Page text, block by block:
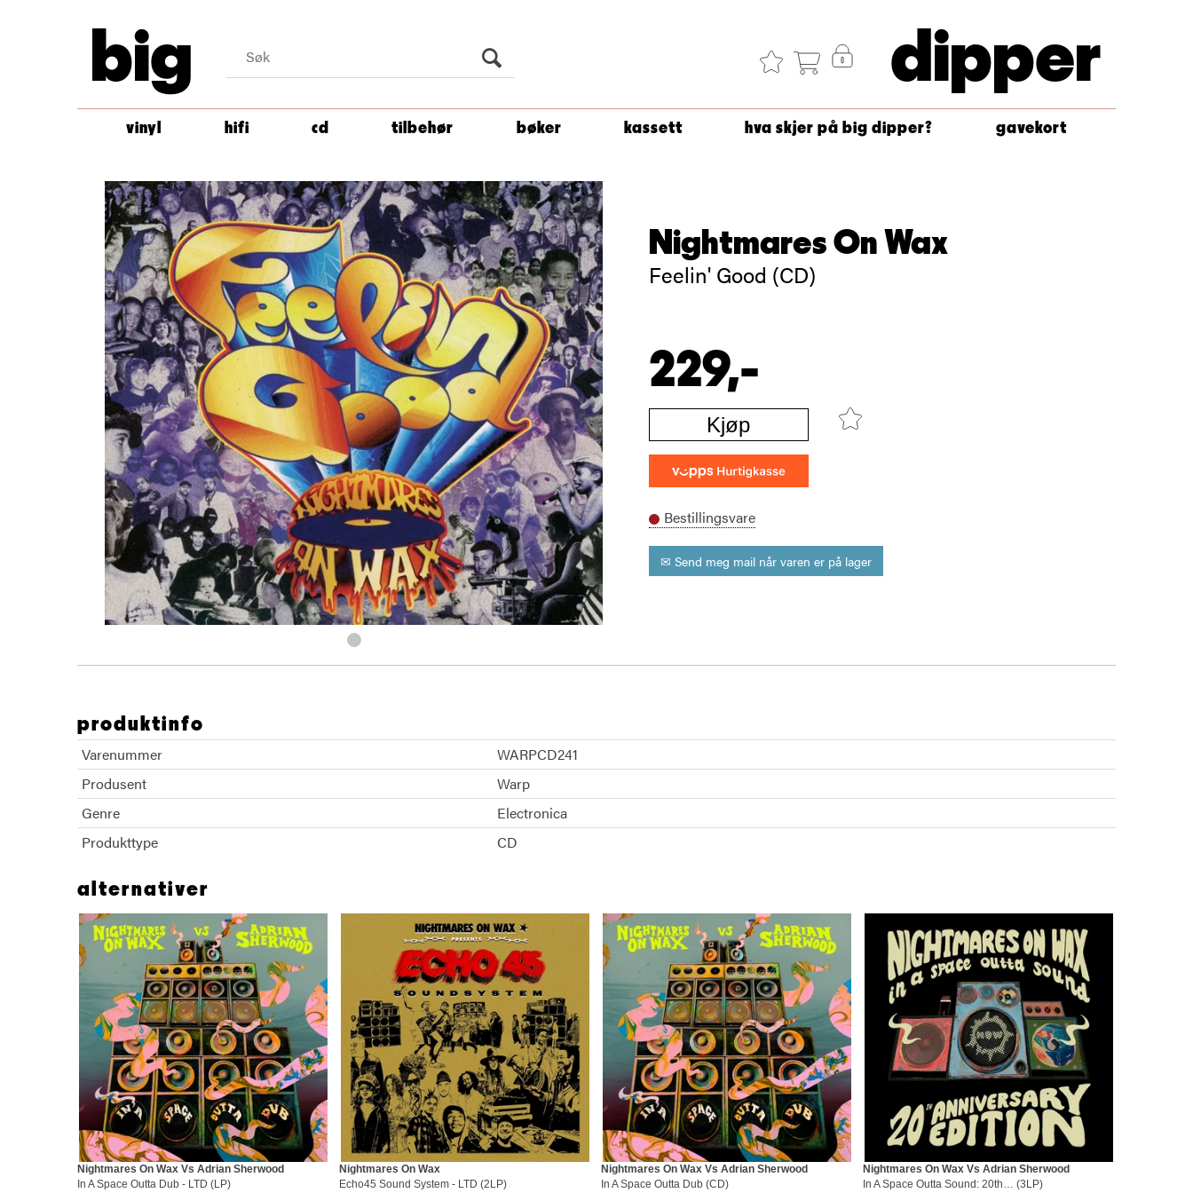
big dipper
vinyl hifi cd tilbehør bøker kassett hva skjer på big dipper? gavekort
Nightmares On Wax
Feelin' Good (CD)
229,-
Kjøp
Bestillingsvare
✉ Send meg mail når varen er på lager
produktinfo
Varenummer
WARPCD241
Produsent
Warp
Genre
Electronica
Produkttype
CD
alternativer
Nightmares On Wax Vs Adrian Sherwood
In A Space Outta Dub - LTD (LP)
Nightmares On Wax
Echo45 Sound System - LTD (2LP)
Nightmares On Wax Vs Adrian Sherwood
In A Space Outta Dub (CD)
Nightmares On Wax Vs Adrian Sherwood
In A Space Outta Sound: 20th… (3LP)